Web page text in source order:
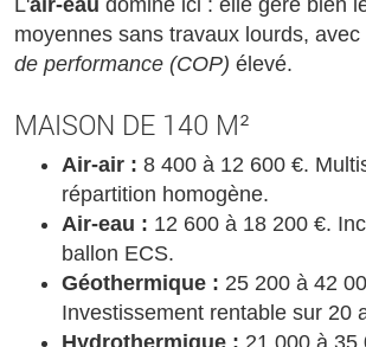
moyennes sans travaux lourds, avec
de performance (COP) élevé.
MAISON DE 140 M²
Air-air : 8 400 à 12 600 €.
répartition homogène.
Air-eau : 12 600 à 18 200 €.
ballon ECS.
Géothermique : 25 200 à 42
Investissement rentable sur 20
Hydrothermique : 21 000 à 35